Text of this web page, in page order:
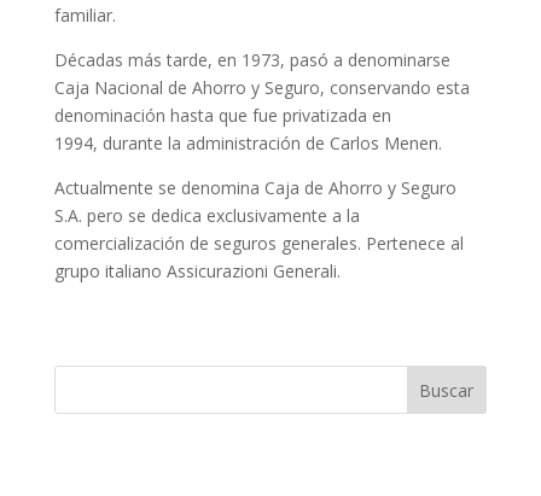
familiar.
Décadas más tarde, en 1973, pasó a denominarse
Caja Nacional de Ahorro y Seguro, conservando esta
denominación hasta que fue privatizada en
1994, durante la administración de Carlos Menen.
Actualmente se denomina Caja de Ahorro y Seguro
S.A. pero se dedica exclusivamente a la
comercialización de seguros generales. Pertenece al
grupo italiano Assicurazioni Generali.